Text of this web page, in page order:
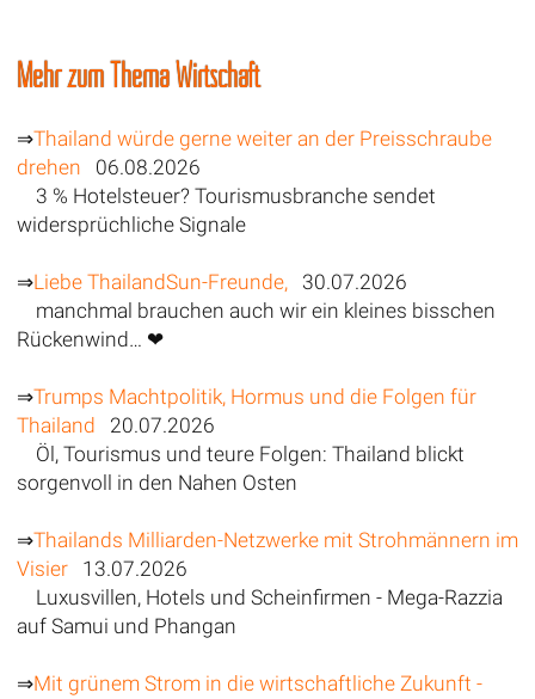
Mehr zum Thema Wirtschaft
⇒Thailand würde gerne weiter an der Preisschraube
drehen 06.08.2026
3 % Hotelsteuer? Tourismusbranche sendet
widersprüchliche Signale
⇒Liebe ThailandSun-Freunde,30.07.2026
manchmal brauchen auch wir ein kleines bisschen
Rückenwind… ❤
⇒Trumps Machtpolitik, Hormus und die Folgen für
Thailand 20.07.2026
Öl, Tourismus und teure Folgen: Thailand blickt
sorgenvoll in den Nahen Osten
⇒Thailands Milliarden-Netzwerke mit Strohmännern im
Visier13.07.2026
Luxusvillen, Hotels und Scheinfirmen - Mega-Razzia
auf Samui und Phangan
⇒Mit grünem Strom in die wirtschaftliche Zukunft -